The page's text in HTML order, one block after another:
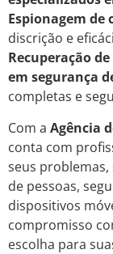
Espionagem de
discrição e
Recuperação
em segurança
completas e
Com a Agência
conta com
seus problemas,
de pessoas,
dispositivos
compromisso
escolha para